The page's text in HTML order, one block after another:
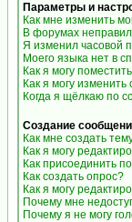
Параметры и
Как мне изменить
В форумах
Я изменил часовой
Моего языка нет в
Как я могу
Как я могу изменить
Когда я щёлкаю по
Создание
Как мне создать
Как я могу
Как присоединить
Как создать опрос?
Как я могу
Почему мне
Почему я не могу